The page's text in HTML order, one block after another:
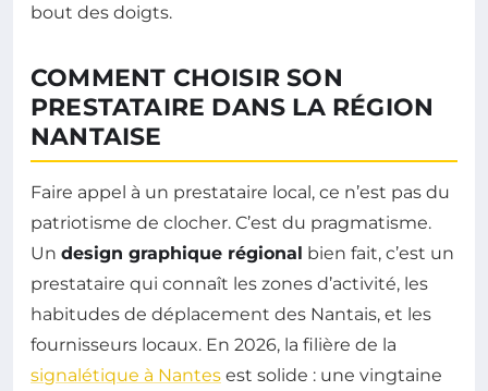
bout des doigts.
COMMENT CHOISIR SON
PRESTATAIRE DANS LA RÉGION
NANTAISE
Faire appel à un prestataire local, ce n’est pas du
patriotisme de clocher. C’est du pragmatisme.
Un design graphique régional bien fait, c’est un
prestataire qui connaît les zones d’activité, les
habitudes de déplacement des Nantais, et les
fournisseurs locaux. En 2026, la filière de la
signalétique à Nantes est solide : une vingtaine